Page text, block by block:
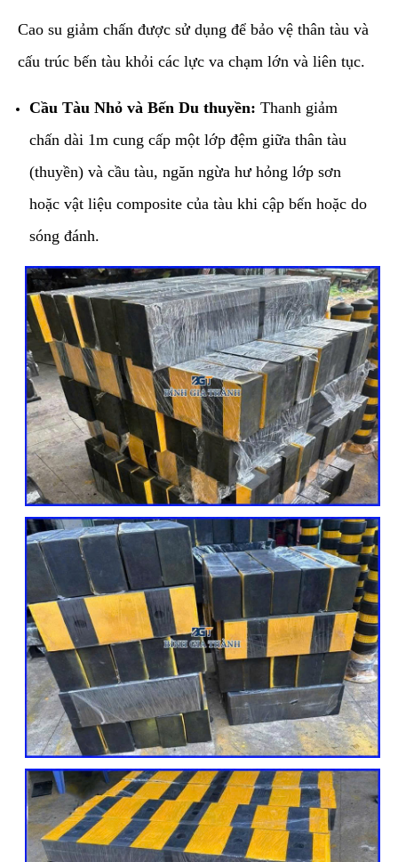
​Cao su giảm chấn được sử dụng để bảo vệ thân tàu và
cấu trúc bến tàu khỏi các lực va chạm lớn và liên tục.
Cầu Tàu Nhỏ và Bến Du thuyền: Thanh giảm
chấn dài 1m cung cấp một lớp đệm giữa thân tàu
(thuyền) và cầu tàu, ngăn ngừa hư hỏng lớp sơn
hoặc vật liệu composite của tàu khi cập bến hoặc do
sóng đánh.